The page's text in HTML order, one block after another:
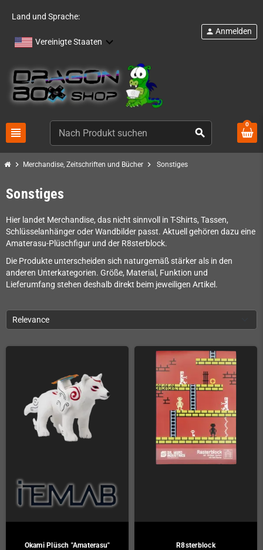
Land und Sprache:
Vereinigte Staaten
view_headline search
person Anmelden
0
chevron_right Merchandise, Zeitschriften und Bücher chevron_right Sonstiges
Sonstiges
Hier landet Merchandise, das nicht sinnvoll in T-Shirts, Tassen,
Schlüsselanhänger oder Wandbilder passt. Aktuell gehören dazu eine
Amaterasu-Plüschfigur und der R8sterblock.
Die Produkte unterscheiden sich naturgemäß stärker als in den
anderen Unterkategorien. Größe, Material, Funktion und
Lieferumfang stehen deshalb direkt beim jeweiligen Artikel.
Relevance
Okami Plüsch "Amaterasu" R8sterblock